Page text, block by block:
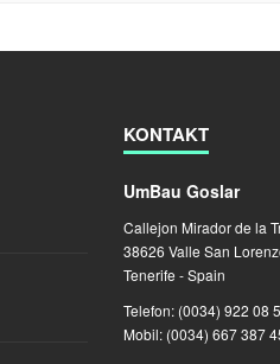
KONTAKT
UmBau Goslar
Callejon Mirador de la
38626 Valle San
Tenerife - Spain
Telefon: (0034) 922 08
Mobil: (0034) 667 387